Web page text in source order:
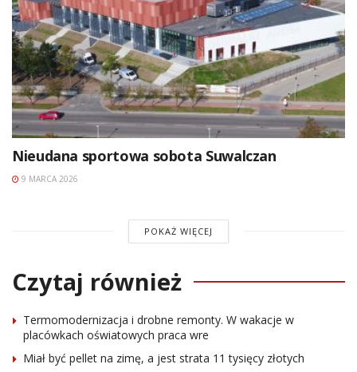
Nieudana sportowa sobota Suwalczan
9 MARCA 2026
POKAŻ WIĘCEJ
Czytaj również
Termomodernizacja i drobne remonty. W wakacje w
placówkach oświatowych praca wre
Miał być pellet na zimę, a jest strata 11 tysięcy złotych